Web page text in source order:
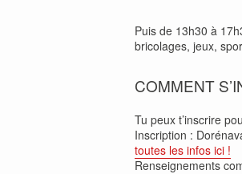
Puis de 13h30 à
bricolages, jeux,
COMMENT
Tu peux t’inscrire
Inscription :
toutes les infos ici !
Renseignements